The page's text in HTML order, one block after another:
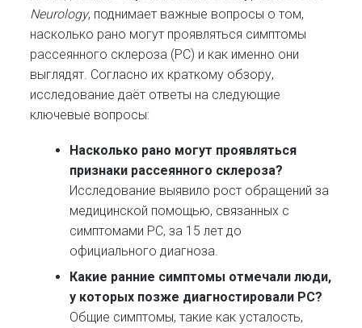
Neurology, поднимает важные вопросы о том,
насколько рано могут проявляться симптомы
рассеянного склероза (РС) и как именно они
выглядят. Согласно их краткому обзору,
исследование даёт ответы на следующие
ключевые вопросы:
Насколько рано могут проявляться
признаки рассеянного склероза?
Исследование выявило рост обращений за
медицинской помощью, связанных с
симптомами РС, за 15 лет до
официального диагноза.
Какие ранние симптомы отмечали люди,
у которых позже диагностировали РС?
Общие симптомы, такие как усталость,